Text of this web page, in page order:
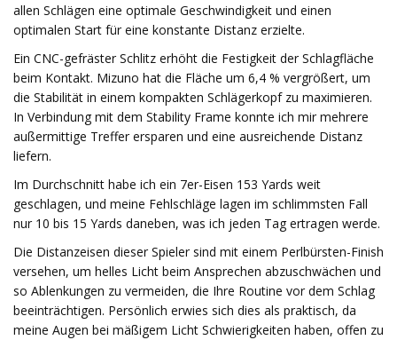
allen Schlägen eine optimale Geschwindigkeit und einen
optimalen Start für eine konstante Distanz erzielte.
Ein CNC-gefräster Schlitz erhöht die Festigkeit der Schlagfläche
beim Kontakt. Mizuno hat die Fläche um 6,4 % vergrößert, um
die Stabilität in einem kompakten Schlägerkopf zu maximieren.
In Verbindung mit dem Stability Frame konnte ich mir mehrere
außermittige Treffer ersparen und eine ausreichende Distanz
liefern.
Im Durchschnitt habe ich ein 7er-Eisen 153 Yards weit
geschlagen, und meine Fehlschläge lagen im schlimmsten Fall
nur 10 bis 15 Yards daneben, was ich jeden Tag ertragen werde.
Die Distanzeisen dieser Spieler sind mit einem Perlbürsten-Finish
versehen, um helles Licht beim Ansprechen abzuschwächen und
so Ablenkungen zu vermeiden, die Ihre Routine vor dem Schlag
beeinträchtigen. Persönlich erwies sich dies als praktisch, da
meine Augen bei mäßigem Licht Schwierigkeiten haben, offen zu